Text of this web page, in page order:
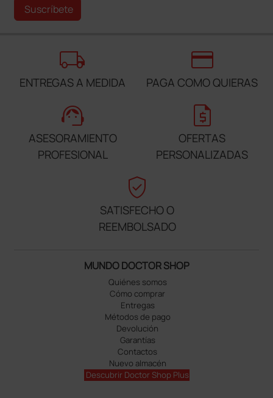
Suscríbete
local_shipping
ENTREGAS A MEDIDA
credit_card
PAGA COMO QUIERAS
support_agent
ASESORAMIENTO
PROFESIONAL
request_quote
OFERTAS
PERSONALIZADAS
verified_user
SATISFECHO O
REEMBOLSADO
MUNDO DOCTOR SHOP
Quiénes somos
Cómo comprar
Entregas
Métodos de pago
Devolución
Garantías
Contactos
Nuevo almacén
Descubrir Doctor Shop Plus